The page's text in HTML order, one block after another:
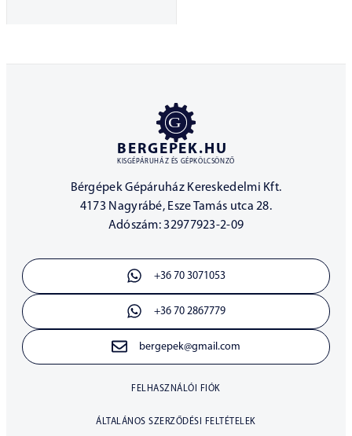
BERGEPEK.HU
KISGÉPÁRUHÁZ ÉS GÉPKÖLCSÖNZŐ
Bérgépek Gépáruház Kereskedelmi Kft.
4173 Nagyrábé, Esze Tamás utca 28.
Adószám: 32977923-2-09
+36 70 3071053
+36 70 2867779
bergepek@gmail.com
FELHASZNÁLÓI FIÓK
ÁLTALÁNOS SZERZŐDÉSI FELTÉTELEK